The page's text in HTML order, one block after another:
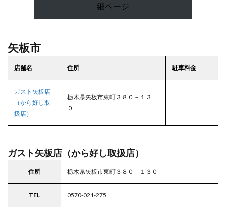
細ページ
矢板市
店舗名 住所 駐車料金
ガスト矢板店
（から好し取
扱店）
栃木県矢板市東町３８０－１３
０
ガスト矢板店（から好し取扱店）
住所 栃木県矢板市東町３８０－１３０
TEL 0570-021-275